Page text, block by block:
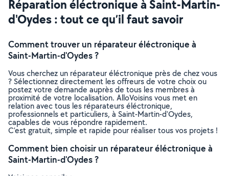
Réparation éléctronique à Saint-Martin-
d'Oydes : tout ce qu’il faut savoir
Comment trouver un réparateur éléctronique à
Saint-Martin-d'Oydes ?
Vous cherchez un réparateur éléctronique près de chez vous
? Sélectionnez directement les offreurs de votre choix ou
postez votre demande auprès de tous les membres à
proximité de votre localisation. AlloVoisins vous met en
relation avec tous les réparateurs éléctronique,
professionnels et particuliers, à Saint-Martin-d'Oydes,
capables de vous répondre rapidement.
C’est gratuit, simple et rapide pour réaliser tous vos projets !
Comment bien choisir un réparateur éléctronique à
Saint-Martin-d'Oydes ?